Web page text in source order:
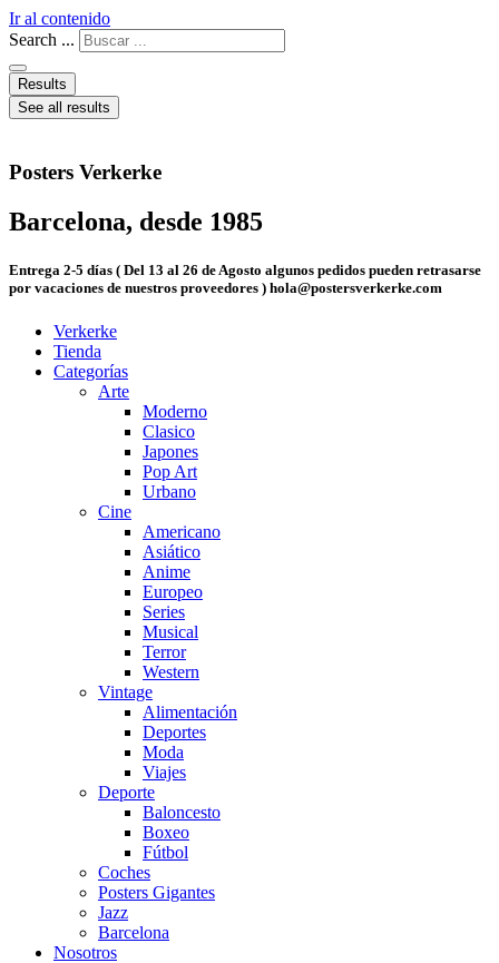
Ir al contenido
Search ...
Results
See all results
Posters Verkerke
Barcelona, desde 1985
Entrega 2-5 días ( Del 13 al 26 de Agosto algunos pedidos pueden retrasarse
por vacaciones de nuestros proveedores ) hola@postersverkerke.com
Verkerke
Tienda
Categorías
Arte
Moderno
Clasico
Japones
Pop Art
Urbano
Cine
Americano
Asiático
Anime
Europeo
Series
Musical
Terror
Western
Vintage
Alimentación
Deportes
Moda
Viajes
Deporte
Baloncesto
Boxeo
Fútbol
Coches
Posters Gigantes
Jazz
Barcelona
Nosotros